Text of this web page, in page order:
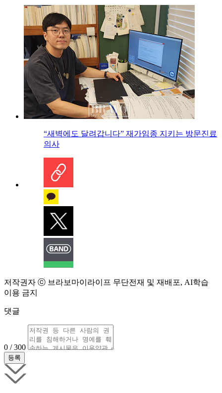
“새벽에도 달려갑니다” 재가임종 지키는 방문진료
의사
저작권자 ⓒ 브라보마이라이프 무단전재 및 재배포, AI학습
이용 금지
댓글
0 / 300